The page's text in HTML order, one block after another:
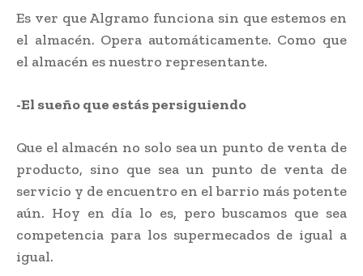
Es ver que Algramo funciona sin que estemos en
el almacén. Opera automáticamente. Como que
el almacén es nuestro representante.
-El sueño que estás persiguiendo
Que el almacén no solo sea un punto de venta de
producto, sino que sea un punto de venta de
servicio y de encuentro en el barrio más potente
aún. Hoy en día lo es, pero buscamos que sea
competencia para los supermecados de igual a
igual.